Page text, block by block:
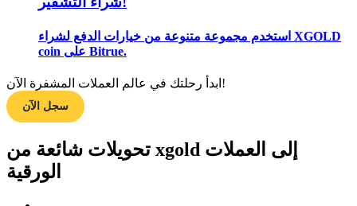
استراتيجيات التداول
تعلم كيفية البقاء مربحة
استخدم مجموعة متنوعة من خيارات الدفع لشراء XGOLD
coin على Bitrue.
ابدأ رحلتك في عالم العملات المشفرة الآن!
سجل الآن
تحويلات شائعة من xgold إلى العملات
الورقية